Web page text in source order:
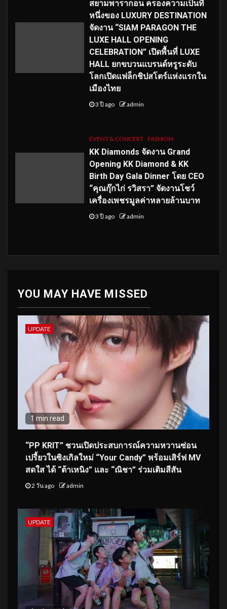
สยามพารากอน ครองความเป็นที่
หนึ่งของ LUXURY DESTINATION
จัดงาน “SIAM PARAGON THE
LUXE HALL OPENING
CELEBRATION” เปิดพื้นที่ LUXE
HALL ยกขบวนแบรนด์หรูระดับ
โลกเปิดแฟล็กชิปสโตร์แห่งแรกใน
เมืองไทย
3 ปี ago admin
EVENT & CONCERT FASHION
KK Diamonds จัดงาน Grand
Opening KK Diamond & KK
Birth Day Gala Dinner โดย CEO
“คุณกุ๊กไก่ รวิสรา” จัดงานโชว์
เครื่องเพชรมูลค่าหลายล้านบาท
3 ปี ago admin
YOU MAY HAVE MISSED
UPDATE
1 min read
“PP KRIT” ชวนเปิดประสบการณ์ความหวานซ่อน
เปรี้ยวในซิงเกิลใหม่ “Your Candy” พร้อมเสิร์ฟ MV
สดใส ได้ “ต้าเหนิง” และ “ณิชา” ร่วมเติมสีสัน
2 วัน ago admin
UPDATE